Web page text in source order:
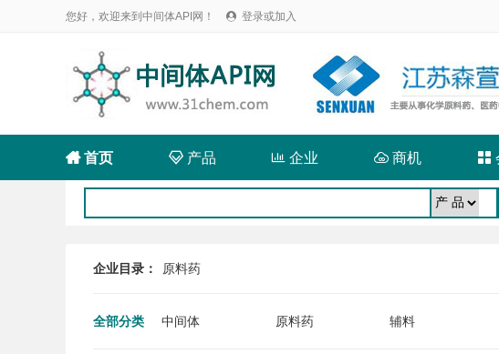
您好，欢迎来到中间体API网！  登录或加入
首页 产品  企业  商机 
企业目录： 原料药
全部分类 中间体 原料药 辅料